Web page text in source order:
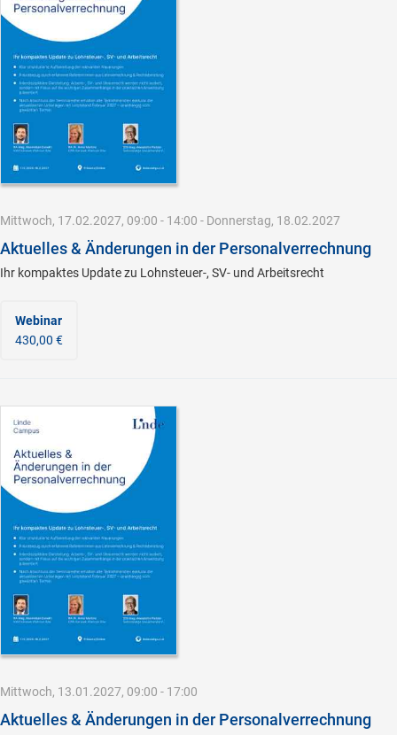
Mittwoch, 17.02.2027, 09:00 - 14:00 - Donnerstag, 18.02.2027
Aktuelles & Änderungen in der Personalverrechnung
Ihr kompaktes Update zu Lohnsteuer-, SV- und Arbeitsrecht
Webinar
430,00 €
Mittwoch, 13.01.2027, 09:00 - 17:00
Aktuelles & Änderungen in der Personalverrechnung